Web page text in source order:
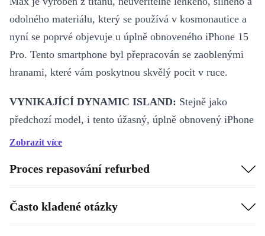
odolného materiálu, který se používá v kosmonautice a
nyní se poprvé objevuje u úplně obnoveného iPhone 15
Pro. Tento smartphone byl přepracován se zaoblenými
hranami, které vám poskytnou skvělý pocit v ruce.
VYNIKAJÍCÍ DYNAMIC ISLAND: Stejně jako
předchozí model, i tento úžasný, úplně obnovený iPhone
15 Pro Max má „Dynamic Island“, který ti umožní
hudbu – VŠE NA JEDNOM MÍSTĚ!
POUTAVÝ VÝKON:Poháněn revolučním čipem A17
Zobrazit více
Proces repasování refurbed
Často kladené otázky